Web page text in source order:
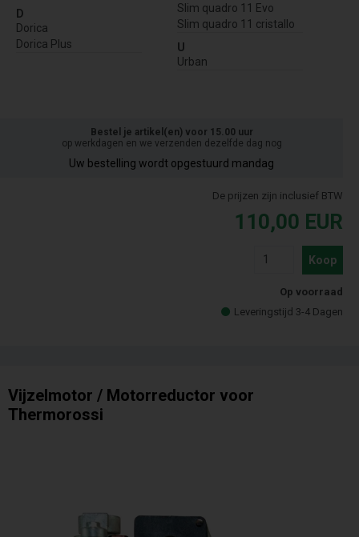
D
Dorica
Dorica Plus
Slim quadro 11 Evo
Slim quadro 11 cristallo
U
Urban
Bestel je artikel(en) voor 15.00 uur
op werkdagen en we verzenden dezelfde dag nog
Uw bestelling wordt opgestuurd mandag
De prijzen zijn inclusief BTW
110,00 EUR
Koop
Op voorraad
Leveringstijd 3-4 Dagen
Vijzelmotor / Motorreductor voor
Thermorossi